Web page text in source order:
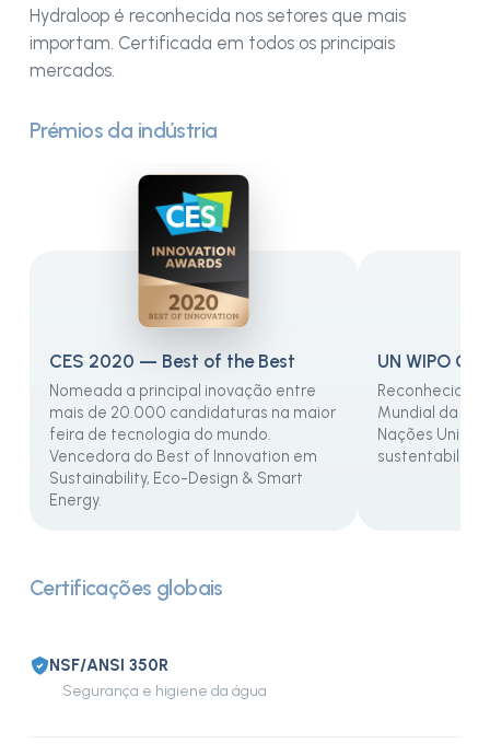
Hydraloop é reconhecida nos setores que mais
importam. Certificada em todos os principais
mercados.
Prémios da indústria
CES 2020 — Best of the Best
Nomeada a principal inovação entre
mais de 20.000 candidaturas na maior
feira de tecnologia do mundo.
Vencedora do Best of Innovation em
Sustainability, Eco-Design & Smart
Energy.
UN WIPO
Reconhecida
Mundial da
Nações
Certificações globais
NSF/ANSI 350R
Segurança e higiene da água